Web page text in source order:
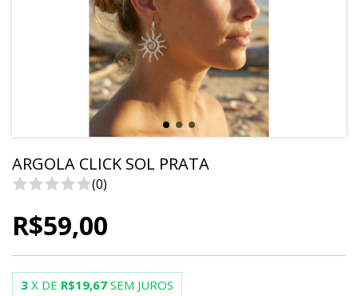
ARGOLA CLICK SOL PRATA
(0)
R$59,00
3 X DE R$19,67 SEM JUROS